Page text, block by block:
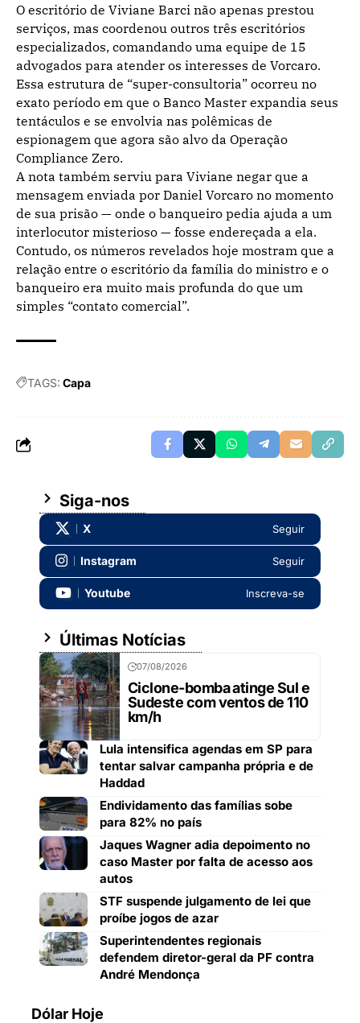
O escritório de Viviane Barci não apenas prestou
serviços, mas coordenou outros três escritórios
especializados, comandando uma equipe de 15
advogados para atender os interesses de Vorcaro.
Essa estrutura de “super-consultoria” ocorreu no
exato período em que o Banco Master expandia seus
tentáculos e se envolvia nas polêmicas de
espionagem que agora são alvo da Operação
Compliance Zero.
A nota também serviu para Viviane negar que a
mensagem enviada por Daniel Vorcaro no momento
de sua prisão — onde o banqueiro pedia ajuda a um
interlocutor misterioso — fosse endereçada a ela.
Contudo, os números revelados hoje mostram que a
relação entre o escritório da família do ministro e o
banqueiro era muito mais profunda do que um
simples “contato comercial”.
TAGS: Capa
Siga-nos
X Seguir
Instagram Seguir
Youtube Inscreva-se
Últimas Notícias
07/08/2026
Ciclone-bomba atinge Sul e
Sudeste com ventos de 110
km/h
Lula intensifica agendas em SP para
tentar salvar campanha própria e de
Haddad
Endividamento das famílias sobe
para 82% no país
Jaques Wagner adia depoimento no
caso Master por falta de acesso aos
autos
STF suspende julgamento de lei que
proíbe jogos de azar
Superintendentes regionais
defendem diretor-geral da PF contra
André Mendonça
Dólar Hoje